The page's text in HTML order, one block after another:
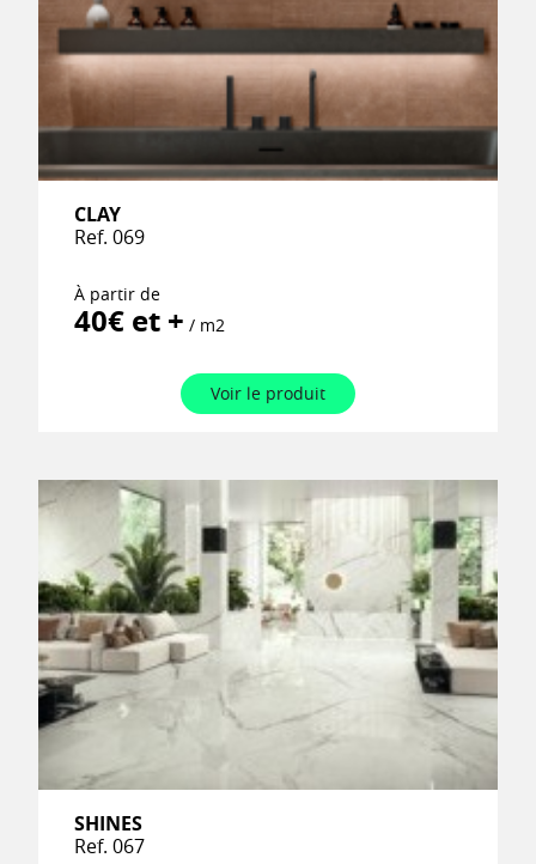
CLAY
Ref. 069
À partir de
40€ et + / m2
Voir le produit
SHINES
Ref. 067